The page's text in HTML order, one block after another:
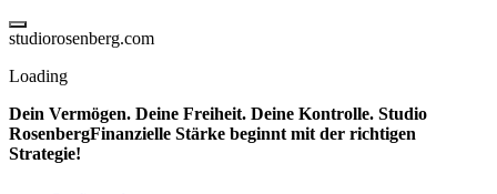
Skip
to
studiorosenberg.com
Loading
Dein Vermögen. Deine Freiheit. Deine Kontrolle. Studio
RosenbergFinanzielle Stärke beginnt mit der richtigen
Strategie!